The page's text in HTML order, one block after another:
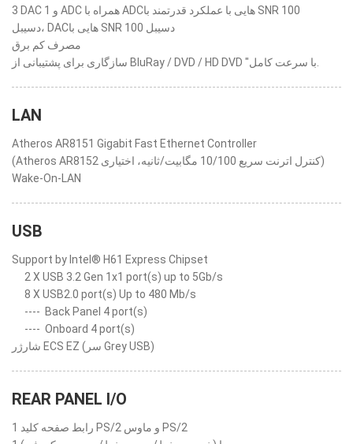
3 DAC و 1 ADC همراه با ADCهایی با عملکرد قدرتمند با SNR 100
دسیبل، DACهایی با SNR 100 دسیبل
مصرف کم برق
LAN
Atheros AR8151 Gigabit Fast Ethernet Controller
(Atheros AR8152 کنترل اترنت سریع 10/100 مگابیت/ثانیه، اختیاری)
Wake-On-LAN
USB
Support by Intel® H61 Express Chipset
2 X USB 3.2 Gen 1x1 port(s) up to 5Gb/s
8 X USB2.0 port(s) Up to 480 Mb/s
---- Back Panel 4 port(s)
---- Onboard 4 port(s)
شارژر ECS EZ (سر Grey USB)
REAR PANEL I/O
1 رابط صفحه کلید PS/2 و ماوس PS/2